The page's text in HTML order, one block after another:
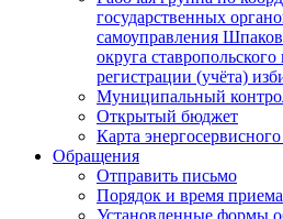
государственных
самоуправления
округа
регистрации (учёта)
Муниципальный
Открытый бюджет
Карта
Обращения
Отправить письмо
Порядок и время приема